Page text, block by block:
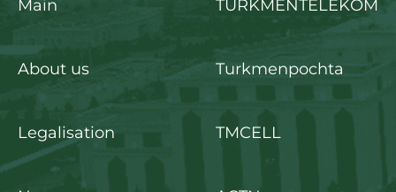
Main
About us
Legalisation
TURKMENTELEKOM
Turkmenpochta
TMCELL